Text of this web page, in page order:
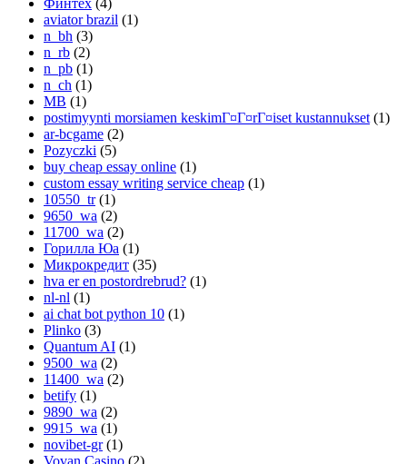
Финтех (4)
aviator brazil (1)
n_bh (3)
n_rb (2)
n_pb (1)
n_ch (1)
MB (1)
postimyynti morsiamen keskimГ¤Г¤rГ¤iset kustannukset (1)
ar-bcgame (2)
Pozyczki (5)
buy cheap essay online (1)
custom essay writing service cheap (1)
10550_tr(1)
9650_wa (2)
11700_wa (2)
Горилла Юа (1)
Микрокредит (35)
hva er en postordrebrud? (1)
nl-nl (1)
ai chat bot python 10 (1)
Plinko (3)
Quantum AI (1)
9500_wa (2)
11400_wa (2)
betify (1)
9890_wa (2)
9915_wa (1)
novibet-gr(1)
Vovan Casino (2)